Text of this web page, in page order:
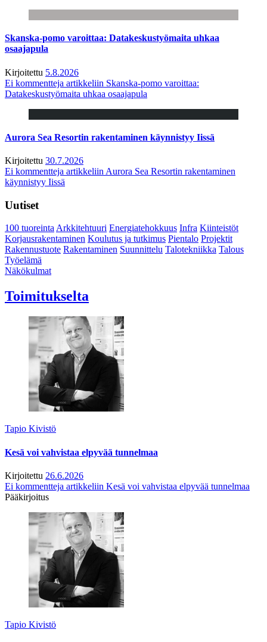
Skanska-pomo varoittaa: Datakeskustyömaita uhkaa
osaajapula
Kirjoitettu 5.8.2026
Ei kommentteja artikkeliin Skanska-pomo varoittaa:
Datakeskustyömaita uhkaa osaajapula
Aurora Sea Resortin rakentaminen käynnistyy Iissä
Kirjoitettu 30.7.2026
Ei kommentteja artikkeliin Aurora Sea Resortin rakentaminen
käynnistyy Iissä
Uutiset
100 tuoreintaArkkitehtuuri Energiatehokkuus Infra Kiinteistöt
Korjausrakentaminen Koulutus ja tutkimus Pientalo Projektit
Rakennustuote Rakentaminen Suunnittelu Talotekniikka Talous
Työelämä
Näkökulmat
Toimitukselta
Tapio Kivistö
Kesä voi vahvistaa elpyvää tunnelmaa
Kirjoitettu 26.6.2026
Ei kommentteja artikkeliin Kesä voi vahvistaa elpyvää tunnelmaa
Pääkirjoitus
Tapio Kivistö